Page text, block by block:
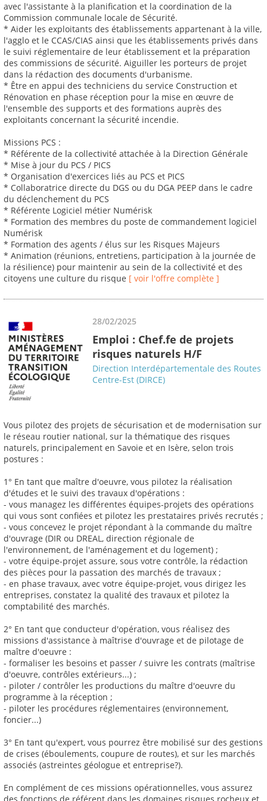
avec l'assistante à la planification et la coordination de la
Commission communale locale de Sécurité.
* Aider les exploitants des établissements appartenant à la ville,
l'agglo et le CCAS/CIAS ainsi que les établissements privés dans
le suivi réglementaire de leur établissement et la préparation
des commissions de sécurité. Aiguiller les porteurs de projet
dans la rédaction des documents d'urbanisme.
* Être en appui des techniciens du service Construction et
Rénovation en phase réception pour la mise en œuvre de
l'ensemble des supports et des formations auprès des
exploitants concernant la sécurité incendie.
Missions PCS :
* Référente de la collectivité attachée à la Direction Générale
* Mise à jour du PCS / PICS
* Organisation d'exercices liés au PCS et PICS
* Collaboratrice directe du DGS ou du DGA PEEP dans le cadre
du déclenchement du PCS
* Référente Logiciel métier Numérisk
* Formation des membres du poste de commandement logiciel
Numérisk
* Formation des agents / élus sur les Risques Majeurs
* Animation (réunions, entretiens, participation à la journée de
la résilience) pour maintenir au sein de la collectivité et des
citoyens une culture du risque [ voir l'offre complète ]
28/02/2025
Emploi : Chef.fe de projets
risques naturels H/F
Direction Interdépartementale des Routes
Centre-Est (DIRCE)
Vous pilotez des projets de sécurisation et de modernisation sur
le réseau routier national, sur la thématique des risques
naturels, principalement en Savoie et en Isère, selon trois
postures :
1° En tant que maître d'oeuvre, vous pilotez la réalisation
d'études et le suivi des travaux d'opérations :
- vous managez les différentes équipes-projets des opérations
qui vous sont confiées et pilotez les prestataires privés recrutés ;
- vous concevez le projet répondant à la commande du maître
d'ouvrage (DIR ou DREAL, direction régionale de
l'environnement, de l'aménagement et du logement) ;
- votre équipe-projet assure, sous votre contrôle, la rédaction
des pièces pour la passation des marchés de travaux ;
- en phase travaux, avec votre équipe-projet, vous dirigez les
entreprises, constatez la qualité des travaux et pilotez la
comptabilité des marchés.
2° En tant que conducteur d'opération, vous réalisez des
missions d'assistance à maîtrise d'ouvrage et de pilotage de
maître d'oeuvre :
- formaliser les besoins et passer / suivre les contrats (maîtrise
d'oeuvre, contrôles extérieurs...) ;
- piloter / contrôler les productions du maître d'oeuvre du
programme à la réception ;
- piloter les procédures réglementaires (environnement,
foncier...)
3° En tant qu'expert, vous pourrez être mobilisé sur des gestions
de crises (éboulements, coupure de routes), et sur les marchés
associés (astreintes géologue et entreprise?).
En complément de ces missions opérationnelles, vous assurez